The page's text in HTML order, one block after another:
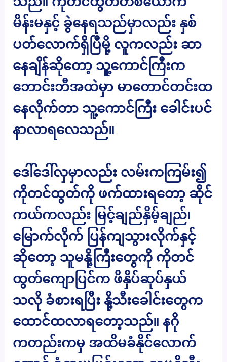
မိန်းမနှင့် ခွဲနေရသည်မှာလည်း နှစ်
ပတ်လောက်ရှိပြီမို့ လူကလည်း ဆာ
နေချိန်ဆိုတော့ သူ့ကောင်ကြီးက
ဘောင်းဘီအထဲမှာ မာတောင်တင်းထ
နေလိုက်တာ သူ့ကောင်ကြီး ခေါင်းပင်
နာလာရလေသည်။
ဒေါ်ဒေါ်လှမှာလည်း လမ်းကကြမ်း၍
ကိုတင်ထွတ်ကို ဖက်ထားရတော့ ဆိုင်
ကယ်ကလည်း မြင့်ချည်နှိမ့်ချည်၊
မြောက်လိုက် ပြန်ကျသွားလိုက်နှင့်
ဆိုတော့ သူမနို့ကြီးတွေကို ကိုတင်
ထွတ်ကျောပြင်က ဖိနှိပ်ဆုပ်နှယ်
သလို ခံစားရပြီး နို့သီးခေါင်းတွေက
ထောင်ထလာရတော့သည်။ နဂို
ကတည်းကမှ အထိမခံနိုင်လောက်